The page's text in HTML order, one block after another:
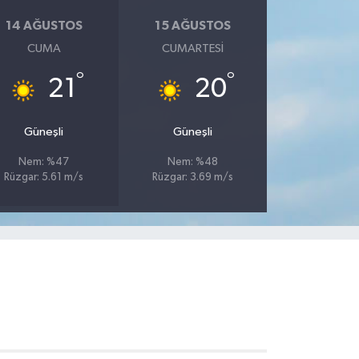
14 AĞUSTOS
CUMA
21 °
Güneşli
Nem: %47
Rüzgar: 5.61 m/s
15 AĞUSTOS
CUMARTESI
20°
Güneşli
Nem: %48
Rüzgar: 3.69 m/s